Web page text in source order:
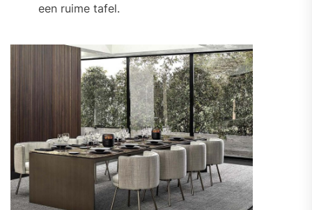
een ruime tafel.